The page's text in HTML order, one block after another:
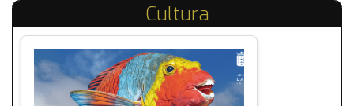
Cultura